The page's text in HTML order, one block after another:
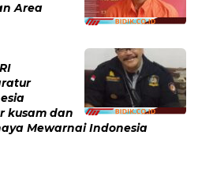
Area
kusam dan
Mewarnai Indonesia